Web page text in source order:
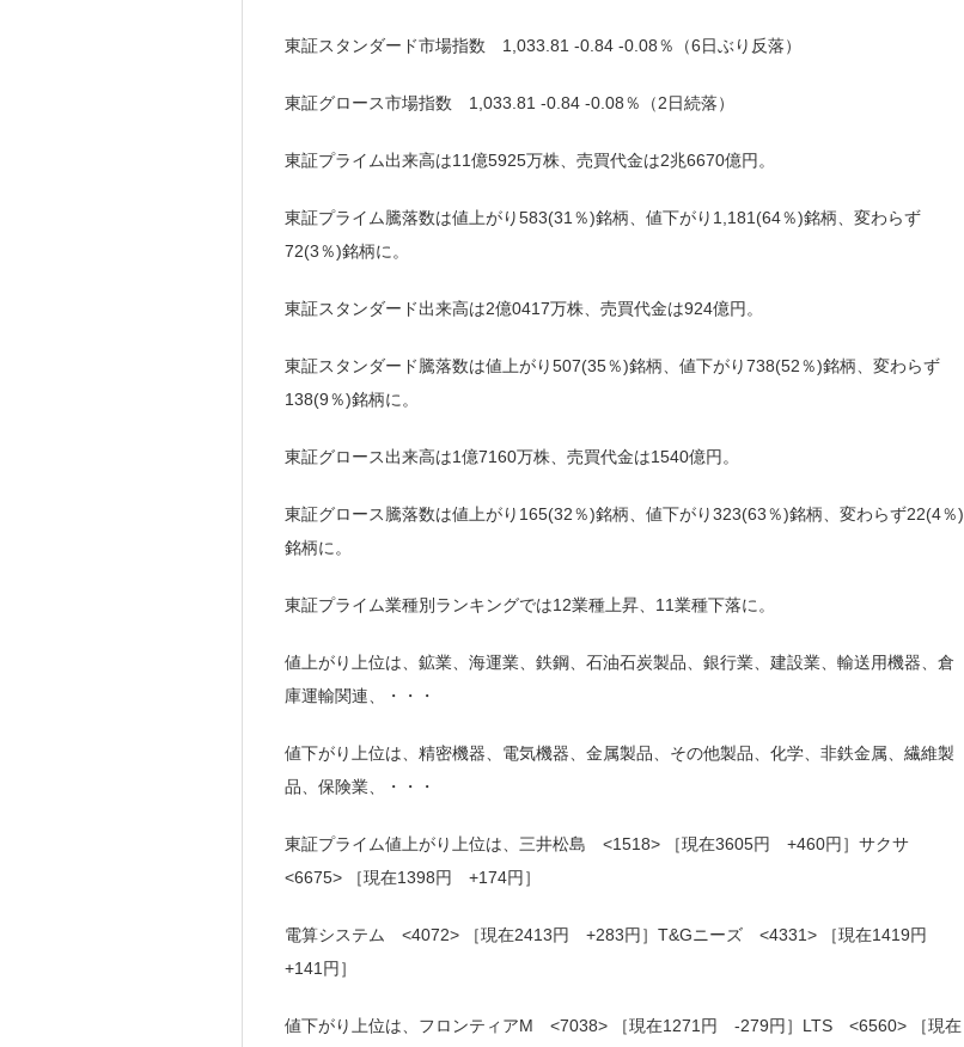
東証スタンダード市場指数 1,033.81 -0.84 -0.08％（6日ぶり反落）
東証グロース市場指数 1,033.81 -0.84 -0.08％（2日続落）
東証プライム出来高は11億5925万株、売買代金は2兆6670億円。
東証プライム騰落数は値上がり583(31％)銘柄、値下がり1,181(64％)銘柄、変わらず
72(3％)銘柄に。
東証スタンダード出来高は2億0417万株、売買代金は924億円。
東証スタンダード騰落数は値上がり507(35％)銘柄、値下がり738(52％)銘柄、変わらず
138(9％)銘柄に。
東証グロース出来高は1億7160万株、売買代金は1540億円。
東証グロース騰落数は値上がり165(32％)銘柄、値下がり323(63％)銘柄、変わらず22(4％)
銘柄に。
東証プライム業種別ランキングでは12業種上昇、11業種下落に。
値上がり上位は、鉱業、海運業、鉄鋼、石油石炭製品、銀行業、建設業、輸送用機器、倉
庫運輸関連、・・・
値下がり上位は、精密機器、電気機器、金属製品、その他製品、化学、非鉄金属、繊維製
品、保険業、・・・
東証プライム値上がり上位は、三井松島 <1518> ［現在3605円 +460円］サクサ
<6675> ［現在1398円 +174円］
電算システム <4072> ［現在2413円 +283円］T&Gニーズ <4331> ［現在1419円
+141円］
値下がり上位は、フロンティアM <7038> ［現在1271円 -279円］LTS <6560> ［現在